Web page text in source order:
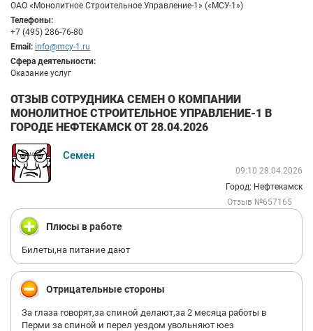
ОАО «Монолитное Строительное Управление-1» («МСУ-1»)
Телефоны:
+7 (495) 286-76-80
Email: info@mcy-1.ru
Сфера деятельности:
Оказание услуг
ОТЗЫВ СОТРУДНИКА СЕМЕН О КОМПАНИИ
МОНОЛИТНОЕ СТРОИТЕЛЬНОЕ УПРАВЛЕНИЕ-1 В
ГОРОДЕ НЕФТЕКАМСК ОТ 28.04.2026
Семен
09:10 28.04.2026
Город: Нефтекамск
Отзыв №657165
Плюсы в работе
Билеты,на питание дают
Отрицательные стороны
За глаза говорят,за спиной делают,за 2 месяца работы в
Перми за спиной и перел уездом увольняют юез